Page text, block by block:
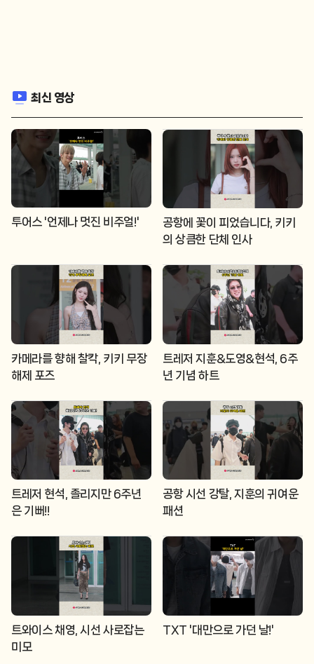
최신 영상
투어스 '언제나 멋진 비주얼!'
공항에 꽃이 피었습니다, 키키
의 상큼한 단체 인사
카메라를 향해 찰칵, 키키 무장
해제 포즈
트레저 지훈&도영&현석, 6주
년 기념 하트
트레저 현석, 졸리지만 6주년
은 기뻐!!
공항 시선 강탈, 지훈의 귀여운
패션
트와이스 채영, 시선 사로잡는
미모
TXT '대만으로 가던 날!'